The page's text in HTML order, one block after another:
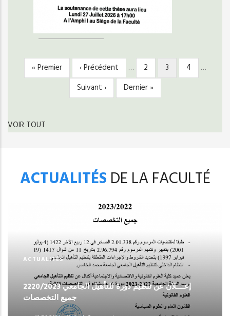
PAGINATION
Première
page
« Premier
Page
précédente
‹ Précédent … Page
2
Page
courante
3 Page
4
…
Page
suivante
Suivant ›
Dernière
page
Dernier »
VOIR TOUT
ACTUALITÉS DE LA FACULTÉ
ACTUALITÉS
إعــــلان عن تنظيم دورة للتأهيل الجامعي 2220/2023
جميع التخصصات